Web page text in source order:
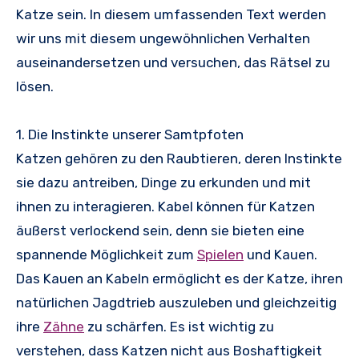
Katze sein. In diesem umfassenden Text werden
wir uns mit diesem ungewöhnlichen Verhalten
auseinandersetzen und versuchen, das Rätsel zu
lösen.
1. Die Instinkte unserer Samtpfoten
Katzen gehören zu den Raubtieren, deren Instinkte
sie dazu antreiben, Dinge zu erkunden und mit
ihnen zu interagieren. Kabel können für Katzen
äußerst verlockend sein, denn sie bieten eine
spannende Möglichkeit zum Spielen und Kauen.
Das Kauen an Kabeln ermöglicht es der Katze, ihren
natürlichen Jagdtrieb auszuleben und gleichzeitig
ihre Zähne zu schärfen. Es ist wichtig zu
verstehen, dass Katzen nicht aus Boshaftigkeit